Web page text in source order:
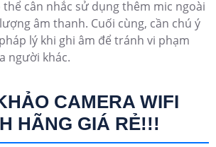
thể cân nhắc sử dụng thêm mic ngoài
âm thanh. Cuối cùng, cần chú ý
lý khi ghi âm để tránh vi phạm
người khác.
CAMERA WIFI
HÃNG GIÁ RẺ!!!